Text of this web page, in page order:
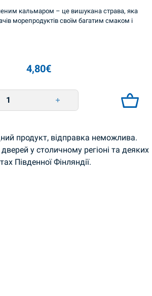
кальмаром – це вишукана страва, яка
морепродуктів своїм багатим смаком і
4,80€
кальмаром 160гр Veladis quantity
продукт, відправка неможлива.
у столичному регіоні та деяких
Південної Фінляндії.